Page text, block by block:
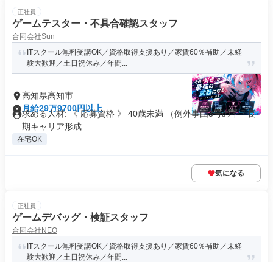
正社員
ゲームテスター・不具合確認スタッフ
合同会社Sun
ITスクール無料受講OK／資格取得支援あり／家賃60％補助／未経
験大歓迎／土日祝休み／年間...
高知県高知市
月給29万9700円以上
求める人材: 《 応募資格 》 40歳未満 （例外事由3号のイ・長
期キャリア形成...
在宅OK
気になる
正社員
ゲームデバッグ・検証スタッフ
合同会社NEO
ITスクール無料受講OK／資格取得支援あり／家賃60％補助／未経
験大歓迎／土日祝休み／年間...